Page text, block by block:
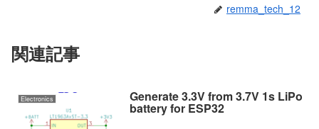
remma_tech_12
関連記事
Electronics Generate 3.3V from 3.7V 1s LiPo
battery for ESP32